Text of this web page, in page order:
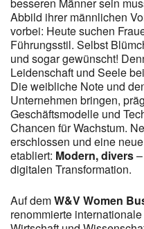
Abbild ihrer männlichen
vorbei: Heute suchen
Führungsstil. Selbst
und sogar gewünscht!
Leidenschaft und Seele
Die weibliche Note und
Unternehmen bringen,
Geschäftsmodelle und
Chancen für Wachstum.
erschlossen und eine
etabliert: Modern, divers
digitalen Transformation.
Auf demW&V Women
renommierte